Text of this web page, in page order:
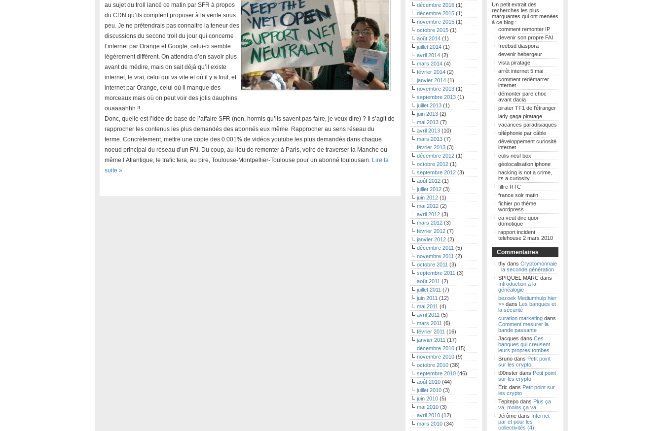
au sujet du troll lancé ce matin par SFR à propos
du CDN qu’ils comptent proposer à la vente sous
peu. Je ne prétendrais pas connaitre la teneur des
discussions du second troll du jour qui concerne
l’internet par Orange et Google, celui-ci semble
légèrement différent. On attendra d’en savoir plus
avant de médire, mais on sait déjà qu’il existe
internet, le vrai, celui qui va vite et où il y a tout, et
internet par Orange, celui où il manque des
morceaux mais où on peut voir des jolis dauphins
ouaaaahhh !!
Donc, quelle est l’idée de base de l’affaire SFR (non, hormis qu’ils savent pas faire, je veux dire) ? Il s’agit de
rapprocher les contenus les plus demandés des abonnés eux même. Rapprocher au sens réseau du
terme. Concrètement, mettre une copie des 0.001% de vidéos youtube les plus demandés dans chaque
noeud principal du réseau d’un FAI. Du coup, au lieu de remonter à Paris, voire de traverser la Manche ou
même l’Atlantique, le trafic fera, au pire, Toulouse-Montpellier-Toulouse pour un abonné toulousain. Lire la
suite »
décembre 2016 (1)
décembre 2015 (1)
novembre 2015 (1)
octobre 2015 (1)
août 2014 (1)
juillet 2014 (1)
avril 2014 (2)
mars 2014 (4)
février 2014 (2)
janvier 2014 (1)
novembre 2013 (1)
septembre 2013 (1)
juillet 2013 (1)
juin 2013 (2)
mai 2013 (7)
avril 2013 (10)
mars 2013 (7)
février 2013 (3)
décembre 2012 (1)
octobre 2012 (1)
septembre 2012 (3)
août 2012 (1)
juillet 2012 (3)
juin 2012 (1)
mai 2012 (2)
avril 2012 (3)
mars 2012 (3)
février 2012 (7)
janvier 2012 (2)
décembre 2011 (5)
novembre 2011 (2)
octobre 2011 (3)
septembre 2011 (3)
août 2011 (2)
juillet 2011 (7)
juin 2011 (12)
mai 2011 (4)
avril 2011 (5)
mars 2011 (6)
février 2011 (16)
janvier 2011 (17)
décembre 2010 (15)
novembre 2010 (9)
octobre 2010 (38)
septembre 2010 (46)
août 2010 (44)
juillet 2010 (3)
juin 2010 (5)
mai 2010 (3)
avril 2010 (12)
mars 2010 (34)
Un petit extrait des
recherches les plus
marquantes qui ont menées
à ce blog :
comment remonter IP
devenir son propre FAI
freebsd diaspora
devenir hebergeur
vista piratage
arrêt internet 5 mai
comment redémarrer
internet
démonter pare choc
avant dacia
pirater TF1 de l'étranger
lady gaga piratage
vacances paradisiaques
téléphonie par câble
développement curiosité
internet
colis neuf box
géolocalisation iphone
hacking is not a crime,
its a curiosity
filtre RTC
france soir matin
fichier po thème
wordpress
ça veut dire quoi
domotique
rapport incident
telehouse 2 mars 2010
Commentaires
thy dans Cryptomonnaie
: la seconde génération
SPIQUEL MARC dans
Introduction à la
généalogie
bezoek Mediumhulp hier
>> dans Les banques et
la sécurité
curation marketing dans
Comment mesurer la
bande passante
Jacques dans Ces
banques qui creusent
leurs propres tombes
Bruno dans Petit point
sur les crypto
t00nster dans Petit point
sur les crypto
Éric dans Petit point sur
les crypto
Tepitepo dans Plus ça
va, moins ça va
Jérôme dans Internet
par et pour les
collectivités (4)